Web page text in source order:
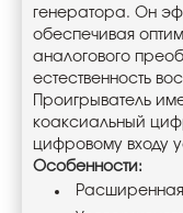
генератора. Он
обеспечивая
аналогового
естественность
Проигрыватель
коаксиальный
цифровому входу
Особенности: